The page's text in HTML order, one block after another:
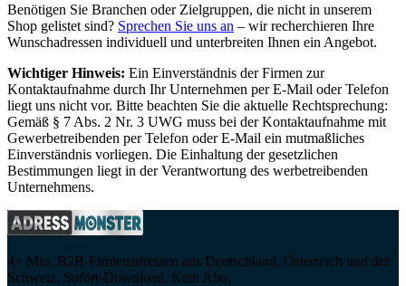
Benötigen Sie Branchen oder Zielgruppen, die nicht in unserem
Shop gelistet sind? Sprechen Sie uns an – wir recherchieren Ihre
Wunschadressen individuell und unterbreiten Ihnen ein Angebot.
Wichtiger Hinweis: Ein Einverständnis der Firmen zur
Kontaktaufnahme durch Ihr Unternehmen per E-Mail oder Telefon
liegt uns nicht vor. Bitte beachten Sie die aktuelle Rechtsprechung:
Gemäß § 7 Abs. 2 Nr. 3 UWG muss bei der Kontaktaufnahme mit
Gewerbetreibenden per Telefon oder E-Mail ein mutmaßliches
Einverständnis vorliegen. Die Einhaltung der gesetzlichen
Bestimmungen liegt in der Verantwortung des werbetreibenden
Unternehmens.
4+ Mio. B2B-Firmenadressen aus Deutschland, Österreich und der
Schweiz. Sofort-Download. Kein Abo.